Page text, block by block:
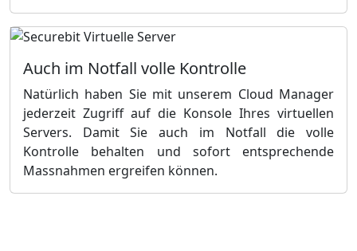
Auch im Notfall volle Kontrolle
Natürlich haben Sie mit unserem Cloud Manager
jederzeit Zugriff auf die Konsole Ihres virtuellen
Servers. Damit Sie auch im Notfall die volle
Kontrolle behalten und sofort entsprechende
Massnahmen ergreifen können.